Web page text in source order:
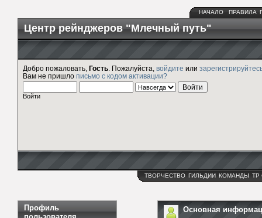
НАЧАЛО ПРАВИЛА
Центр рейнджеров "Млечный путь"
Добро пожаловать, Гость . Пожалуйста, войдите или
Вам не пришло письмо с кодом активации?
Войти
ТВОРЧЕСТВО ГИЛЬДИИ КОМАНДЫ ТР
Профиль
Основная